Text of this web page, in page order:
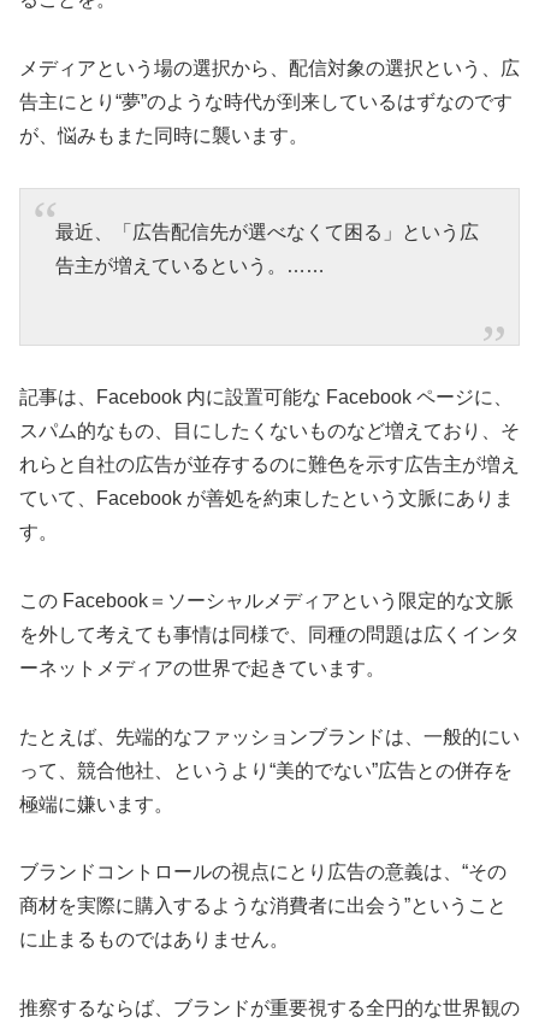
メディアという場の選択から、配信対象の選択という、広
告主にとり“夢”のような時代が到来しているはずなのです
が、悩みもまた同時に襲います。
最近、「広告配信先が選べなくて困る」という広
告主が増えているという。……
記事は、Facebook 内に設置可能な Facebook ページに、
スパム的なもの、目にしたくないものなど増えており、そ
れらと自社の広告が並存するのに難色を示す広告主が増え
ていて、Facebook が善処を約束したという文脈にありま
す。
この Facebook＝ソーシャルメディアという限定的な文脈
を外して考えても事情は同様で、同種の問題は広くインタ
ーネットメディアの世界で起きています。
たとえば、先端的なファッションブランドは、一般的にい
って、競合他社、というより“美的でない”広告との併存を
極端に嫌います。
ブランドコントロールの視点にとり広告の意義は、“その
商材を実際に購入するような消費者に出会う”ということ
に止まるものではありません。
推察するならば、ブランドが重要視する全円的な世界観の